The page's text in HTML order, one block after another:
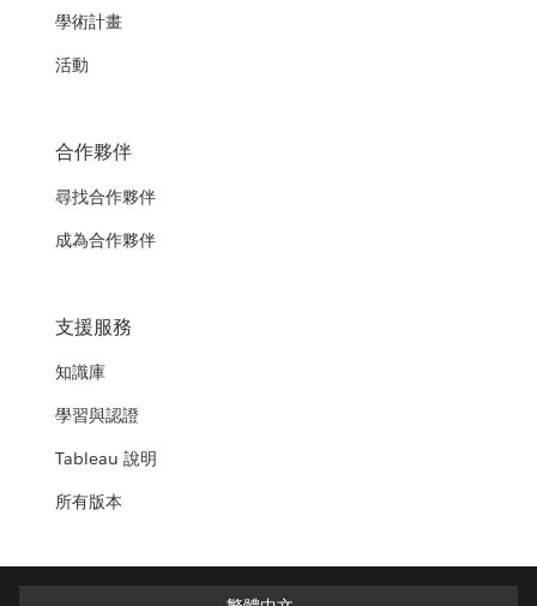
學術計畫
活動
合作夥伴
尋找合作夥伴
成為合作夥伴
支援服務
知識庫
學習與認證
Tableau 說明
所有版本